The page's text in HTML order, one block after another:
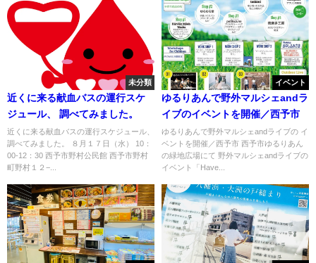
未分類
近くに来る献血バスの運行スケ
ジュール、 調べてみました。
近くに来る献血バスの運行スケジュール、
調べてみました。 ８月１７日（水） 10：
00-12：30 西予市野村公民館 西予市野村
町野村１２−...
イベント
ゆるりあんで野外マルシェandラ
イブのイベントを開催／西予市
ゆるりあんで野外マルシェandライブの イ
ベントを開催／西予市 西予市ゆるりあん
の緑地広場にて 野外マルシェandライブの
イベント「Have...